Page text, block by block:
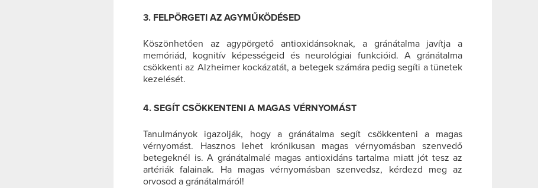
3. FELPÖRGETI AZ AGYMŰKÖDÉSED
Köszönhetően az agypörgető antioxidánsoknak, a gránátalma javítja a
memóriád, kognitív képességeid és neurológiai funkcióid. A gránátalma
csökkenti az Alzheimer kockázatát, a betegek számára pedig segíti a tünetek
kezelését.
4. SEGÍT CSÖKKENTENI A MAGAS VÉRNYOMÁST
Tanulmányok igazolják, hogy a gránátalma segít csökkenteni a magas
vérnyomást. Hasznos lehet krónikusan magas vérnyomásban szenvedő
betegeknél is. A gránátalmalé magas antioxidáns tartalma miatt jót tesz az
artériák falainak. Ha magas vérnyomásban szenvedsz, kérdezd meg az
orvosod a gránátalmáról!